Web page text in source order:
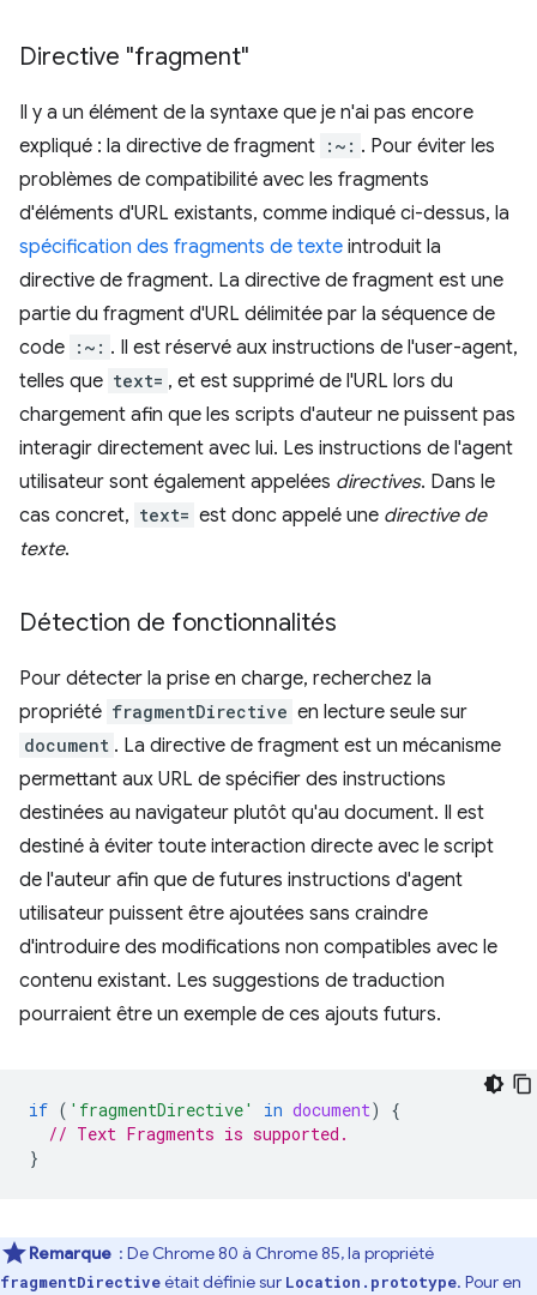
Directive "fragment"
Il y a un élément de la syntaxe que je n'ai pas encore
expliqué : la directive de fragment :~: . Pour éviter les
problèmes de compatibilité avec les fragments
d'éléments d'URL existants, comme indiqué ci-dessus, la
spécification des fragments de texte introduit la
directive de fragment. La directive de fragment est une
partie du fragment d'URL délimitée par la séquence de
code :~: . Il est réservé aux instructions de l'user-agent,
telles que text= , et est supprimé de l'URL lors du
chargement afin que les scripts d'auteur ne puissent pas
interagir directement avec lui. Les instructions de l'agent
utilisateur sont également appelées directives. Dans le
cas concret, text= est donc appelé une directive de
texte.
Détection de fonctionnalités
Pour détecter la prise en charge, recherchez la
propriété fragmentDirective en lecture seule sur
document . La directive de fragment est un mécanisme
permettant aux URL de spécifier des instructions
destinées au navigateur plutôt qu'au document. Il est
destiné à éviter toute interaction directe avec le script
de l'auteur afin que de futures instructions d'agent
utilisateur puissent être ajoutées sans craindre
d'introduire des modifications non compatibles avec le
contenu existant. Les suggestions de traduction
pourraient être un exemple de ces ajouts futurs.
if ( 'fragmentDirective' in document)
{
// Text Fragments is supported.
}
Remarque : De Chrome 80 à Chrome 85, la propriété
fragmentDirectiveétait définie sur Location.prototype. Pour en